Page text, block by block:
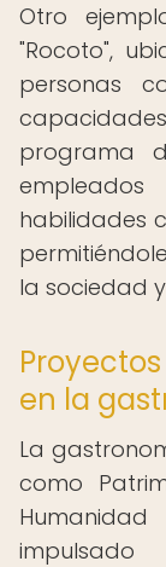
Otro
"Rocoto",
personas
programa
habilidades
la sociedad
en la
La
como